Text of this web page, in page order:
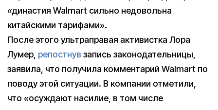
«династия Walmart сильно недовольна
китайскими тарифами».
После этого ультраправая активистка Лора
Лумер, репостнув запись законодательницы,
заявила, что получила комментарий Walmart по
поводу этой ситуации. В компании отметили,
что «осуждают насилие, в том числе